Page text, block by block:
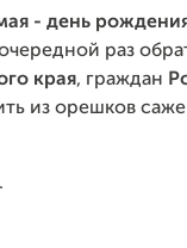
- день
раз
края, граждан
из орешков